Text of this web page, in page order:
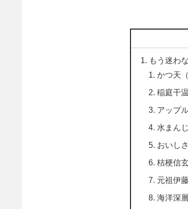
もう迷わ
かつ天
稲庭干
アップ
水まん
おいし
桔梗信
元祖伊
海洋深